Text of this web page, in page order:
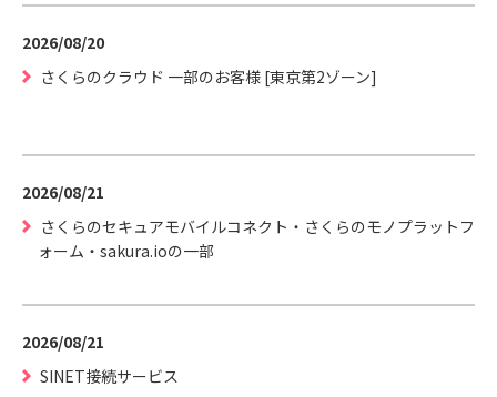
2026/08/20
さくらのクラウド 一部のお客様 [東京第2ゾーン]
2026/08/21
さくらのセキュアモバイルコネクト・さくらのモノプラットフ
ォーム・sakura.ioの一部
2026/08/21
SINET接続サービス